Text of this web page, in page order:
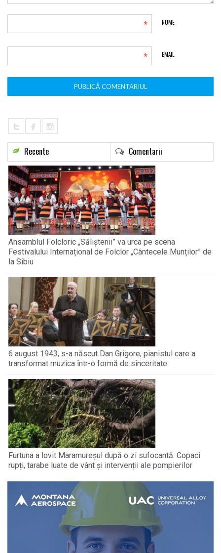
NUME
*
EMAIL
*
Recente Comentarii
Ansamblul Folcloric „Săliștenii” va urca pe scena
Festivalului Internațional de Folclor „Cântecele Munților” de
la Sibiu
6 august 1943, s-a născut Dan Grigore, pianistul care a
transformat muzica într-o formă de sinceritate
Furtuna a lovit Maramureșul după o zi sufocantă. Copaci
rupți, tarabe luate de vânt și intervenții ale pompierilor